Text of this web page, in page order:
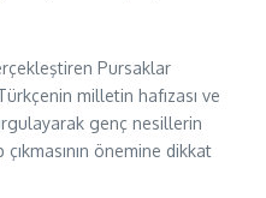
Pursaklar
milletin hafızası ve
genç nesillerin
önemine dikkat